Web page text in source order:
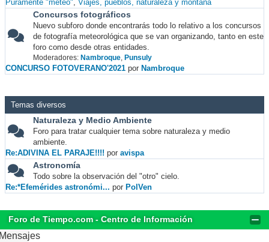
Puramente "meteo" Viajes, pueblos, naturaleza y montaña
Concursos fotográficos
Nuevo subforo donde encontrarás todo lo relativo a los concursos
de fotografía meteorológica que se van organizando, tanto en este
foro como desde otras entidades.
Moderadores: Nambroque, Punsuly
CONCURSO FOTOVERANO'2021 por Nambroque
Temas diversos
Naturaleza y Medio Ambiente
Foro para tratar cualquier tema sobre naturaleza y medio
ambiente.
Re:ADIVINA EL PARAJE!!!! por avispa
Astronomía
Todo sobre la observación del "otro" cielo.
Re:*Efemérides astronómi... por PolVen
Foro de Tiempo.com - Centro de Información